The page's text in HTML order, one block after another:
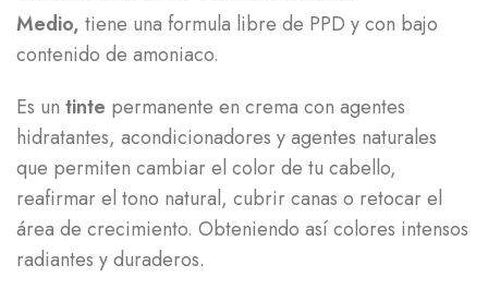
Medio, tiene una formula libre de PPD y con bajo
contenido de amoniaco.
Es un tinte permanente en crema con agentes
hidratantes, acondicionadores y agentes naturales
que permiten cambiar el color de tu cabello,
reafirmar el tono natural, cubrir canas o retocar el
área de crecimiento. Obteniendo así colores intensos
radiantes y duraderos.